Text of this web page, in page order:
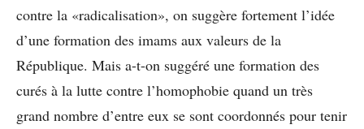
contre la «radicalisation», on suggère fortement l’idée
d’une formation des imams aux valeurs de la
République. Mais a-t-on suggéré une formation des
curés à la lutte contre l’homophobie quand un très
grand nombre d’entre eux se sont coordonnés pour tenir